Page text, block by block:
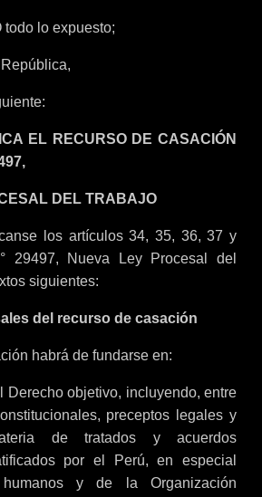
lo expuesto;
EL RECURSO DE CASACIÓN
DEL TRABAJO
los artículos 34, 35, 36, 37 y
29497, Nueva Ley Procesal del
siguientes:
del recurso de casación
habrá de fundarse en:
Derecho objetivo, incluyendo, entre
preceptos legales y
de tratados y acuerdos
por el Perú, en especial
y de la Organización